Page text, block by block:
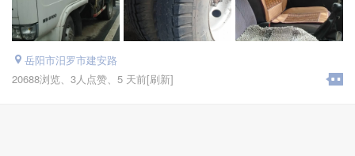
岳阳市汨罗市建安路
20688浏览、 3人点赞、 5 天前[刷新]